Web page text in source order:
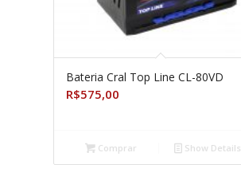
Bateria Cral Top Line CL-80VD
R$575,00
Comprar Show Details